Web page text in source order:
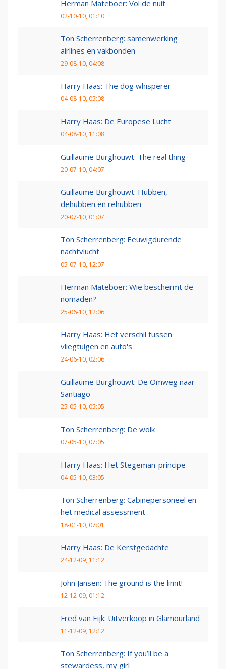
Herman Mateboer: Vol de nuit
02-10-10, 01:10
Ton Scherrenberg: samenwerking
airlines en vakbonden
29-08-10, 04:08
Harry Haas: The dog whisperer
04-08-10, 05:08
Harry Haas: De Europese Lucht
04-08-10, 11:08
Guillaume Burghouwt: The real thing
20-07-10, 04:07
Guillaume Burghouwt: Hubben,
dehubben en rehubben
20-07-10, 01:07
Ton Scherrenberg: Eeuwigdurende
nachtvlucht
05-07-10, 12:07
Herman Mateboer: Wie beschermt de
nomaden?
25-06-10, 12:06
Harry Haas: Het verschil tussen
vliegtuigen en auto's
24-06-10, 02:06
Guillaume Burghouwt: De Omweg naar
Santiago
25-05-10, 05:05
Ton Scherrenberg: De wolk
07-05-10, 07:05
Harry Haas: Het Stegeman-principe
04-05-10, 03:05
Ton Scherrenberg: Cabinepersoneel en
het medical assessment
18-01-10, 07:01
Harry Haas: De Kerstgedachte
24-12-09, 11:12
John Jansen: The ground is the limit!
12-12-09, 01:12
Fred van Eijk: Uitverkoop in Glamourland
11-12-09, 12:12
Ton Scherrenberg: If you’ll be a
stewardess, my girl